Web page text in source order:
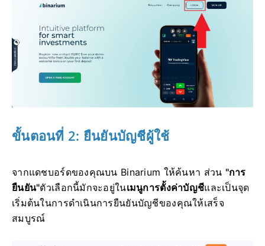
ขั้นตอนที่ 2: ยืนยันบัญชีผู้ใช้
จากแดชบอร์ดของคุณบน Binarium ให้ค้นหา ส่วน "การ
ยืนยัน"ตัวเลือกนี้มักจะอยู่ในเมนูการตั้งค่าบัญชีและเป็นจุด
เริ่มต้นในการดำเนินการยืนยันบัญชีของคุณให้เสร็จ
สมบูรณ์